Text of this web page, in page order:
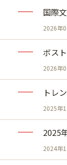
国際
2026年
ボス
2026年
トレ
2025年
2025
2024年